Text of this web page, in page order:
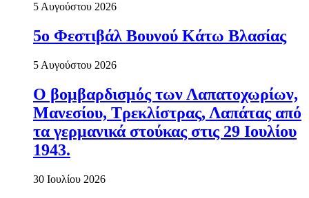
5 Αυγούστου 2026
5ο Φεστιβάλ Βουνού Κάτω Βλασίας
5 Αυγούστου 2026
Ο βομβαρδισμός των Λαπατοχωρίων,
Μανεσίου, Τρεκλίστρας, Λαπάτας από
τα γερμανικά στούκας στις 29 Ιουλίου
1943.
30 Ιουλίου 2026